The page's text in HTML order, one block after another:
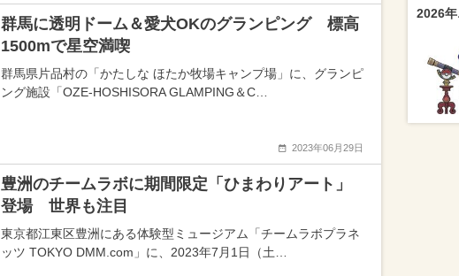
群馬に透明ドーム＆愛犬OKのグランピング 標高
1500mで星空満喫
群馬県片品村の「かたしな ほたか牧場キャンプ場」に、グランピ
ング施設「OZE-HOSHISORA GLAMPING＆C…
2023年06月29日
豊洲のチームラボに期間限定「ひまわりアート」
登場 世界も注目
東京都江東区豊洲にある体験型ミュージアム「チームラボプラネ
ッツ TOKYO DMM.com」に、2023年7月1日（土…
2026年